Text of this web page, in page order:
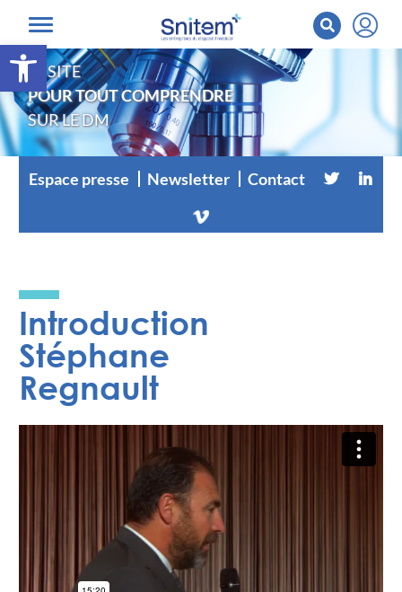
Ouvrir la barre d’outils
LE SITE
POUR TOUT COMPRENDRE
SUR LE DM
Espace presse Newsletter Contact
Introduction
Stéphane
Regnault